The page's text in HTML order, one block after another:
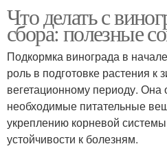
Что делать с
сбора: полезные
Подкормка винограда в
роль в подготовке растения
вегетационному периоду. Она
необходимые питательные
укреплению корневой
устойчивости к болезням.